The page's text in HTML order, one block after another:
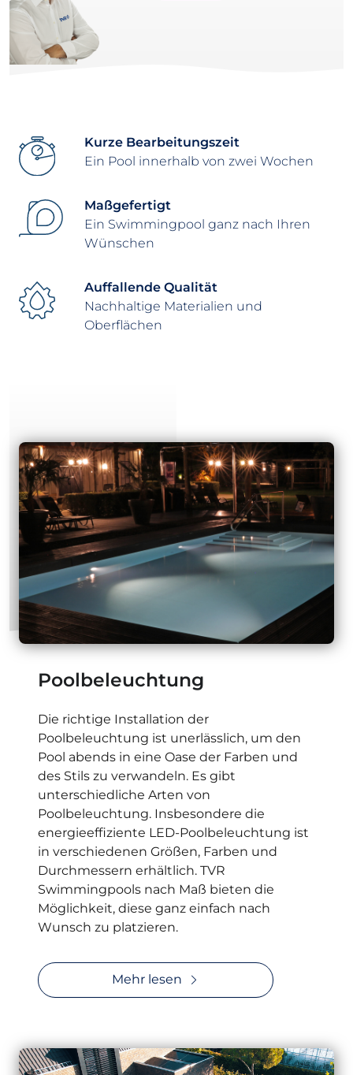
Kurze Bearbeitungszeit
Ein Pool innerhalb von zwei Wochen
Maßgefertigt
Ein Swimmingpool ganz nach Ihren
Wünschen
Auffallende Qualität
Nachhaltige Materialien und
Oberflächen
Poolbeleuchtung
Die richtige Installation der
Poolbeleuchtung ist unerlässlich, um den
Pool abends in eine Oase der Farben und
des Stils zu verwandeln. Es gibt
unterschiedliche Arten von
Poolbeleuchtung. Insbesondere die
energieeffiziente LED-Poolbeleuchtung ist
in verschiedenen Größen, Farben und
Durchmessern erhältlich. TVR
Swimmingpools nach Maß bieten die
Möglichkeit, diese ganz einfach nach
Wunsch zu platzieren.
Mehr lesen